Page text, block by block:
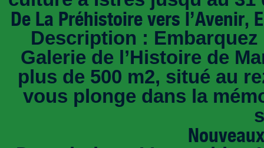
De La Préhistoire vers l’Avenir,
Description :
Galerie de l’Histoire de
plus de 500 m2, situé au
vous plonge dans la